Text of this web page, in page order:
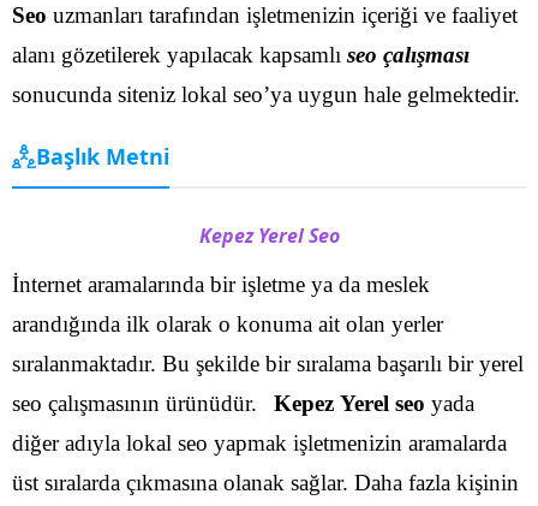
Seo uzmanları tarafından işletmenizin içeriği ve faaliyet
alanı gözetilerek yapılacak kapsamlı seo çalışması
sonucunda siteniz lokal seo’ya uygun hale gelmektedir.
Başlık Metni
Kepez Yerel Seo
İnternet aramalarında bir işletme ya da meslek
arandığında ilk olarak o konuma ait olan yerler
sıralanmaktadır. Bu şekilde bir sıralama başarılı bir yerel
seo çalışmasının ürünüdür.
Kepez Yerel seo yada
diğer adıyla lokal seo yapmak işletmenizin aramalarda
üst sıralarda çıkmasına olanak sağlar. Daha fazla kişinin